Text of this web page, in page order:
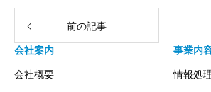
前の記事
会社案内
会社概要
事業内
情報処